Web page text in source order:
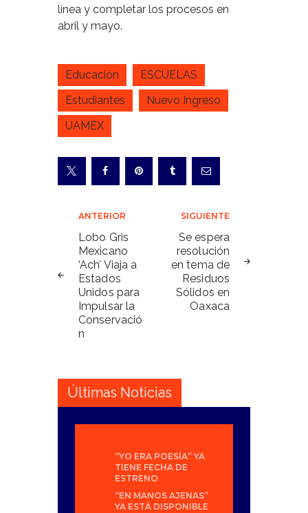
línea y completar los procesos en
abril y mayo.
Educación
ESCUELAS
Estudiantes
Nuevo Ingreso
UAMEX
Navegación
de
entradas
ANTERIOR
Lobo Gris
Mexicano
‘Ach’ Viaja a
Estados
Unidos para
Impulsar la
Conservació
n
SIGUIENTE
Se espera
resolución
en tema de
Residuos
Sólidos en
Oaxaca
Últimas Noticias
“YO ERA POESÍA” YA
TIENE FECHA DE
ESTRENO
“EN MANOS AJENAS”
YA ESTÁ DISPONIBLE